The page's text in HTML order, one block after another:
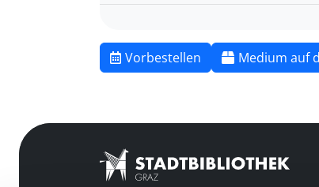
Vorbestellen Medium auf